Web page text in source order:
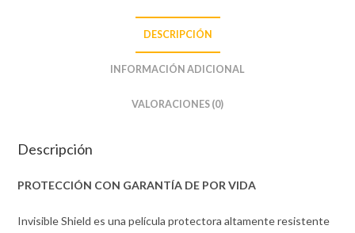
DESCRIPCIÓN
INFORMACIÓN ADICIONAL
VALORACIONES (0)
Descripción
PROTECCIÓN CON GARANTÍA DE POR VIDA
Invisible Shield es una película protectora altamente resistente